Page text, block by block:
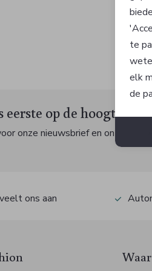
Top
89,99
op de hoogte
onze nieuwsbrief en ontvang
ons aan
te
elk
de